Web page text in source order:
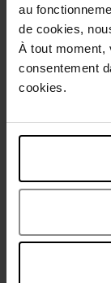
au
de cookies,
À tout moment,
consentement
cookies.
Livraison
Description